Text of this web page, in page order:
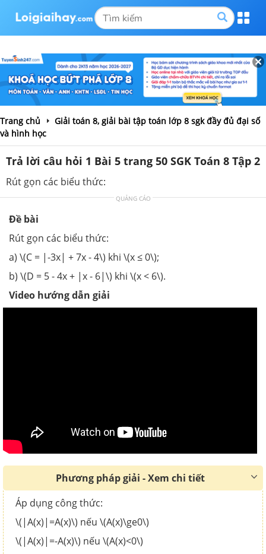
Trang chủ
Giải toán 8, giải bài tập toán lớp 8 sgk đầy đủ đại số
và hình học
Trả lời câu hỏi 1 Bài 5 trang 50 SGK Toán 8 Tập 2
Rút gọn các biểu thức:
QUẢNG CÁO
Đề bài
Rút gọn các biểu thức:
a) \(C = |-3x| + 7x - 4\) khi \(x ≤ 0\);
b) \(D = 5 - 4x + |x - 6|\) khi \(x < 6\).
Video hướng dẫn giải
Phương pháp giải - Xem chi tiết
Áp dụng công thức:
\(|A(x)|=A(x)\) nếu \(A(x)\ge0\)
\(|A(x)|=-A(x)\) nếu \(A(x)<0\)